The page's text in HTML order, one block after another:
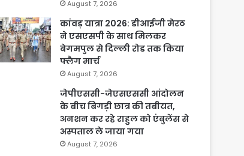
August 7, 2026
कांवड़ यात्रा 2026: डीआईजी मेरठ
ने एसएसपी के साथ मिलकर
बेगमपुल से दिल्ली रोड तक किया
फ्लैग मार्च
August 7, 2026
जेपीएससी-जेएसएससी आंदोलन
के बीच बिगड़ी छात्र की तबीयत,
अनशन कर रहे राहुल को एंबुलेंस से
अस्पताल ले जाया गया
August 7, 2026